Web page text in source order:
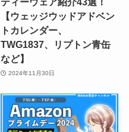
【ウェッジウッドアドベン
トカレンダー、
TWG1837、リプトン青缶
など】
2024年11月30日